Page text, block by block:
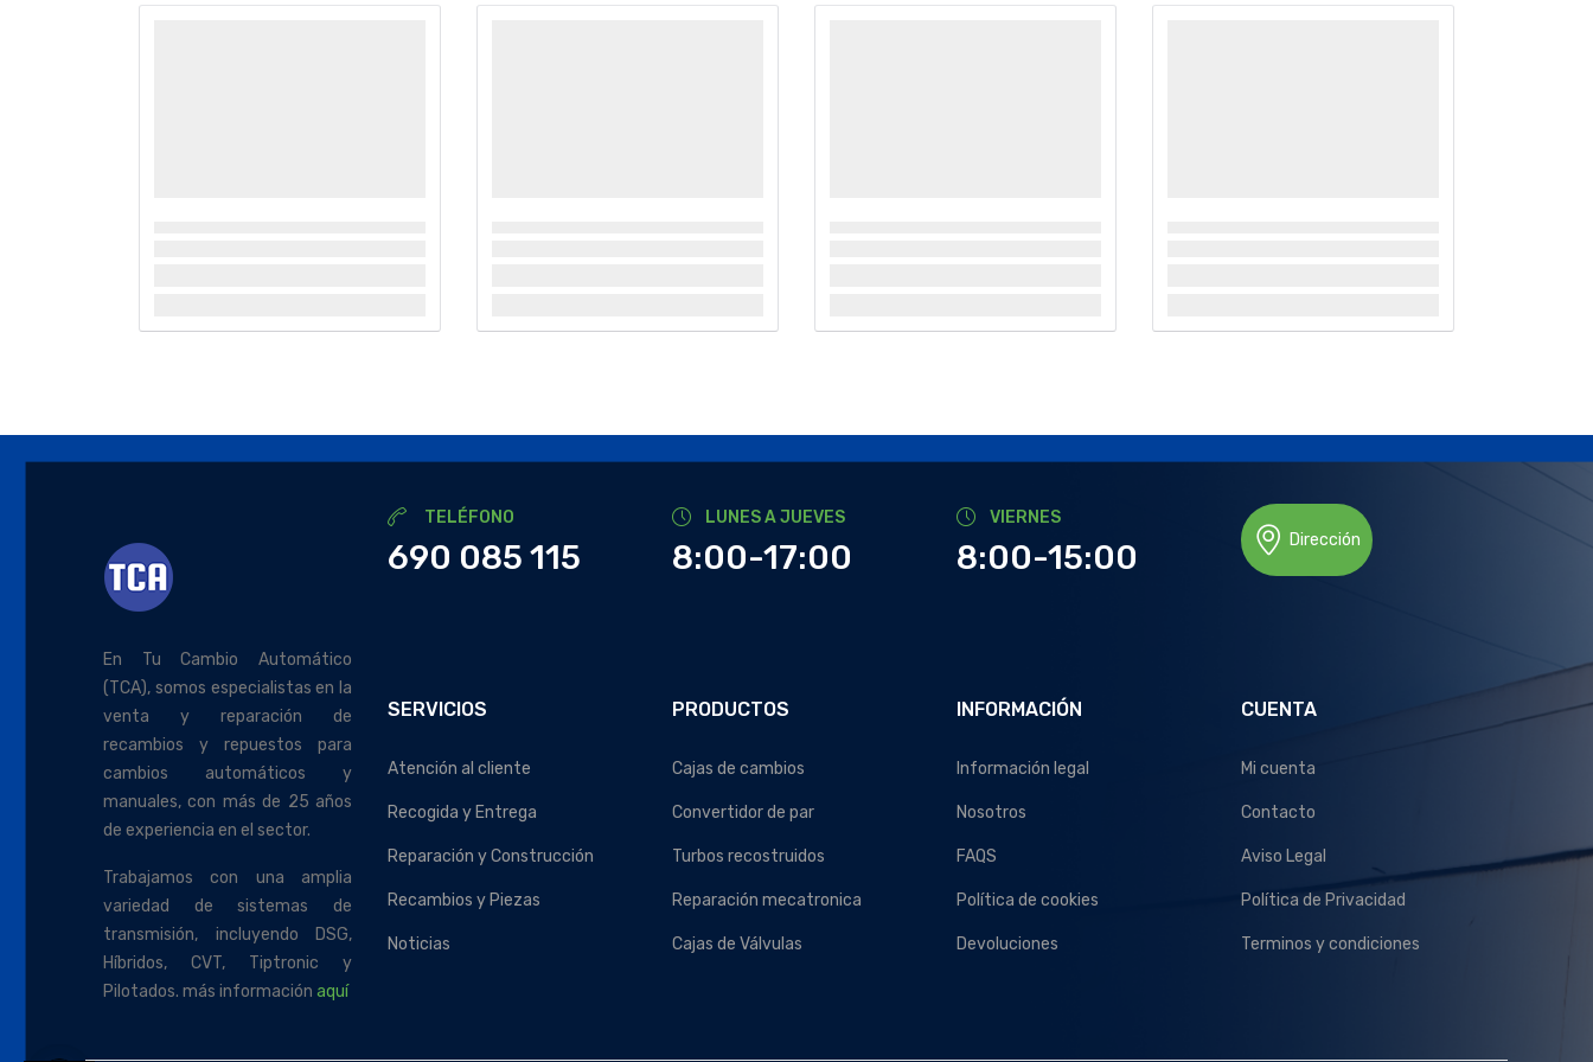
TELÉFONO
690 085 115
LUNES A JUEVES
8:00-17:00
VIERNES
8:00-15:00 Dirección
En Tu Cambio Automático
(TCA), somos especialistas en la
venta y reparación de
recambios y repuestos para
cambios automáticos y
manuales, con más de 25 años
de experiencia en el sector.
Trabajamos con una amplia
variedad de sistemas de
transmisión, incluyendo DSG,
Híbridos, CVT, Tiptronic y
Pilotados. más información aquí
SERVICIOS
Atención al cliente
Recogida y Entrega
Reparación y Construcción
Recambios y Piezas
Noticias
PRODUCTOS
Cajas de cambios
Convertidor de par
Turbos recostruidos
Reparación mecatronica
Cajas de Válvulas
INFORMACIÓN
Información legal
Nosotros
FAQS
Política de cookies
Devoluciones
CUENTA
Mi cuenta
Contacto
Aviso Legal
Política de Privacidad
Terminos y condiciones